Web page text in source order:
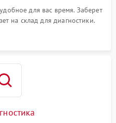
для вас время. Заберет
на склад для диагностики.